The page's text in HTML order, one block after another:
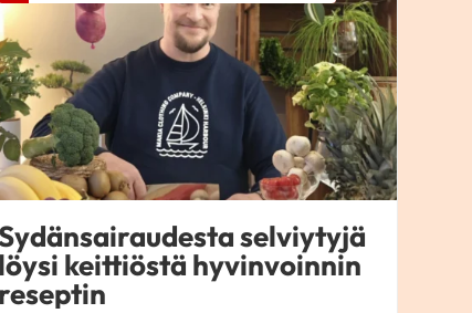
selviytyjä
löysi keittiöstä hyvinvoinnin
reseptin